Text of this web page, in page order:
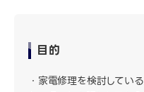
目的
家電修理を検討してい